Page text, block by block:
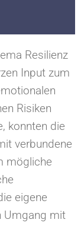
Resilienz
Input zum
Risiken
konnten die
verbundene
mögliche
eigene
Umgang mit